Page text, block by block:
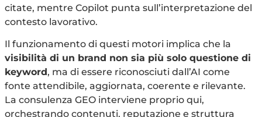
citate, mentre Copilot punta sull’interpretazione del
contesto lavorativo.
Il funzionamento di questi motori implica che la
visibilità di un brand non sia più solo questione di
keyword, ma di essere riconosciuti dall’AI come
fonte attendibile, aggiornata, coerente e rilevante.
La consulenza GEO interviene proprio qui,
orchestrando contenuti, reputazione e struttura